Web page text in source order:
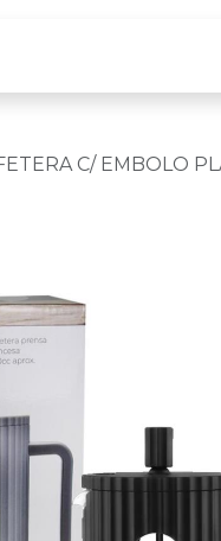
C/ EMBOLO